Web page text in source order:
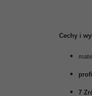
Cechy i
7